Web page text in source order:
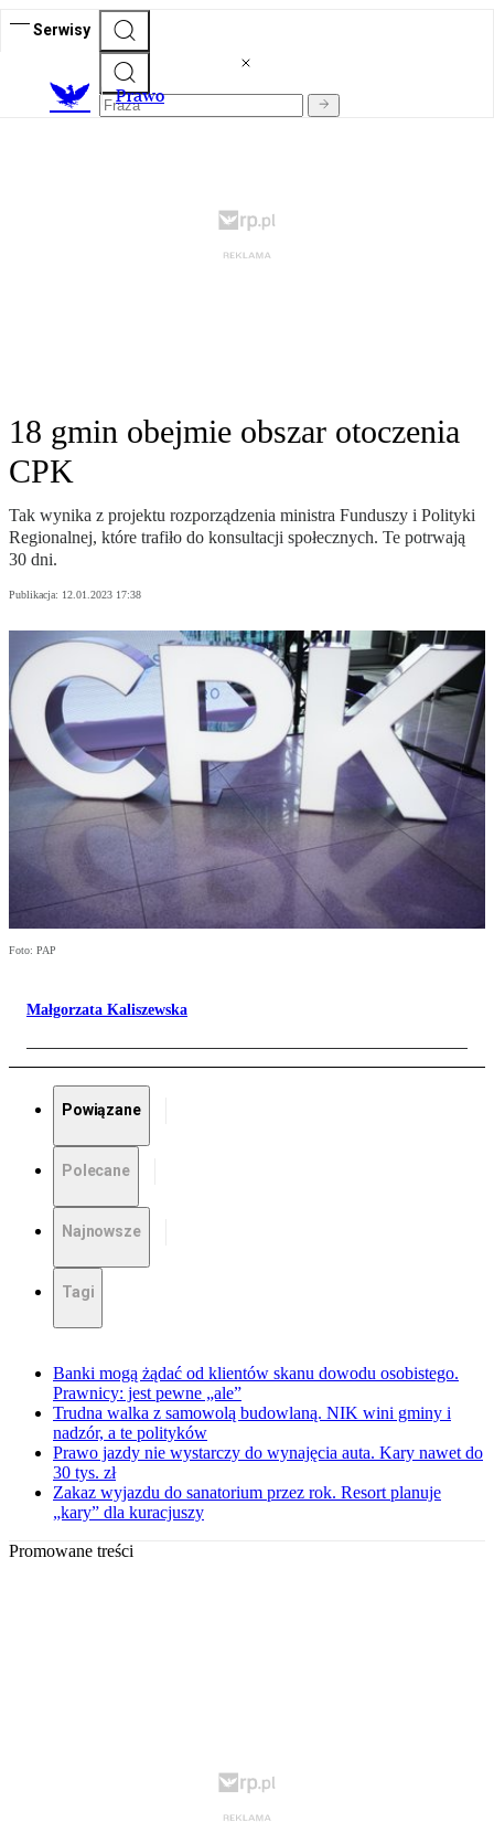
Serwisy
Prawo
18 gmin obejmie obszar otoczenia
CPK
Tak wynika z projektu rozporządzenia ministra Funduszy i Polityki
Regionalnej, które trafiło do konsultacji społecznych. Te potrwają
30 dni.
Publikacja: 12.01.2023 17:38
Foto: PAP
Małgorzata Kaliszewska
Powiązane
Polecane
Najnowsze
Tagi
Banki mogą żądać od klientów skanu dowodu osobistego.
Prawnicy: jest pewne „ale”
Trudna walka z samowolą budowlaną. NIK wini gminy i
nadzór, a te polityków
Prawo jazdy nie wystarczy do wynajęcia auta. Kary nawet do
30 tys. zł
Zakaz wyjazdu do sanatorium przez rok. Resort planuje
„kary” dla kuracjuszy
Promowane treści